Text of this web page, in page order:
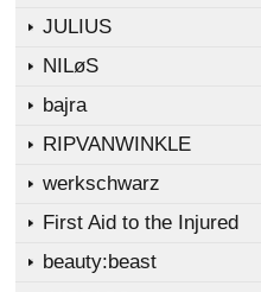
JULIUS
NILøS
bajra
RIPVANWINKLE
werkschwarz
First Aid to the Injured
beauty:beast